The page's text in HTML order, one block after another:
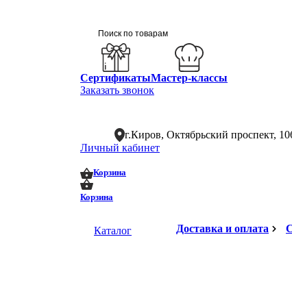
СертификатыМастер-классы
Заказать звонок
г.Киров, Октябрьский проспект,
Личный кабинет
Корзина
Корзина
Каталог Доставка и оплата